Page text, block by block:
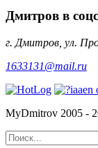
Дмитров в
г. Дмитров, ул.
1633131@mail.ru
MyDmitrov 2005 -